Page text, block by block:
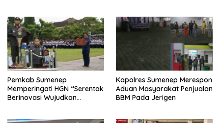
Pemkab Sumenep
Memperingati HGN “Serentak
Berinovasi Wujudkan
Kapolres Sumenep Merespon
Aduan Masyarakat Penjualan
BBM Pada Jerigen